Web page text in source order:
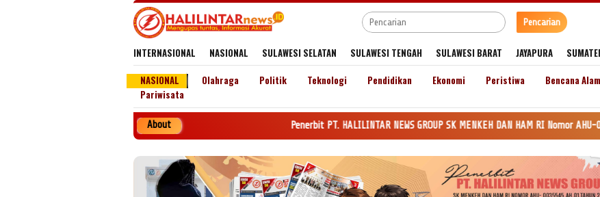
Pencarian
INTERNASIONAL NASIONAL SULAWESI SELATAN SULAWESI TENGAH SULAWESI BARAT JAYAPURA
NASIONAL
Olahraga Politik Teknologi Pendidikan Ekonomi Peristiwa Bencana Alam
Pariwisata
About Penerbit PT. HALILINTAR NEWS GROUP SK MENKEH DAN HAM RI Nomor AHU-